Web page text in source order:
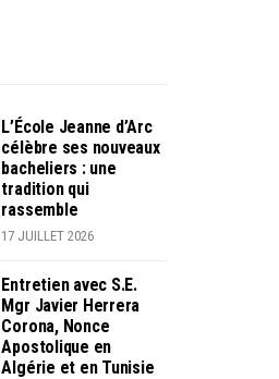
L’École Jeanne d’Arc
célèbre ses nouveaux
bacheliers : une
tradition qui
rassemble
17 JUILLET 2026
Entretien avec S.E.
Mgr Javier Herrera
Corona, Nonce
Apostolique en
Algérie et en Tunisie